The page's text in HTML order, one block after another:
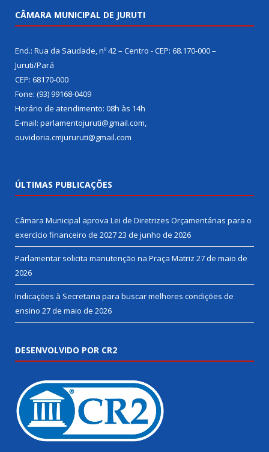
CÂMARA MUNICIPAL DE JURUTI
End.: Rua da Saudade, nº 42 – Centro - CEP: 68.170-000 –
Juruti/Pará
CEP: 68170-000
Fone: (93) 99168-0409
Horário de atendimento: 08h às 14h
E-mail: parlamentojuruti@gmail.com,
ouvidoria.cmjururuti@gmail.com
ÚLTIMAS PUBLICAÇÕES
Câmara Municipal aprova Lei de Diretrizes Orçamentárias para o
exercício financeiro de 202723 de junho de 2026
Parlamentar solicita manutenção na Praça Matriz 27 de maio de
2026
Indicações à Secretaria para buscar melhores condições de
ensino 27 de maio de 2026
DESENVOLVIDO POR CR2